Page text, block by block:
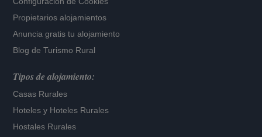
Propietarios alojamientos
Anuncia gratis tu alojamiento
Blog de Turismo Rural
Tipos de alojamiento:
Casas Rurales
Hoteles y Hoteles Rurales
Hostales Rurales